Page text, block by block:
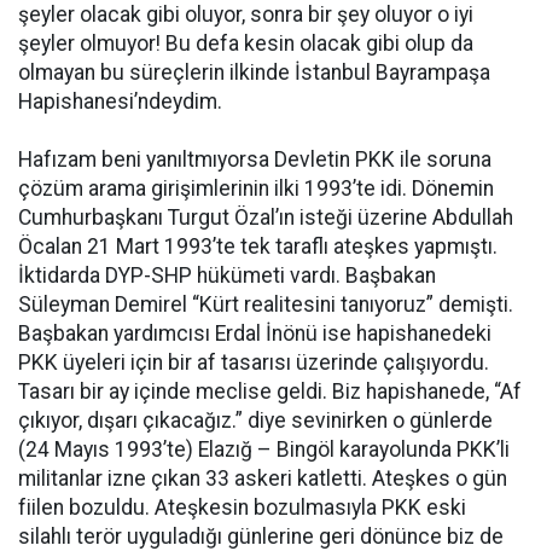
şeyler olacak gibi oluyor, sonra bir şey oluyor o iyi
şeyler olmuyor! Bu defa kesin olacak gibi olup da
olmayan bu süreçlerin ilkinde İstanbul Bayrampaşa
Hapishanesi’ndeydim.
Hafızam beni yanıltmıyorsa Devletin PKK ile soruna
çözüm arama girişimlerinin ilki 1993’te idi. Dönemin
Cumhurbaşkanı Turgut Özal’ın isteği üzerine Abdullah
Öcalan 21 Mart 1993’te tek taraflı ateşkes yapmıştı.
İktidarda DYP-SHP hükümeti vardı. Başbakan
Süleyman Demirel “Kürt realitesini tanıyoruz” demişti.
Başbakan yardımcısı Erdal İnönü ise hapishanedeki
PKK üyeleri için bir af tasarısı üzerinde çalışıyordu.
Tasarı bir ay içinde meclise geldi. Biz hapishanede, “Af
çıkıyor, dışarı çıkacağız.” diye sevinirken o günlerde
(24 Mayıs 1993’te) Elazığ – Bingöl karayolunda PKK’li
militanlar izne çıkan 33 askeri katletti. Ateşkes o gün
fiilen bozuldu. Ateşkesin bozulmasıyla PKK eski
silahlı terör uyguladığı günlerine geri dönünce biz de